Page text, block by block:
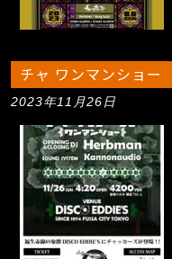
チャ ワンマンショー
2023年11月26日